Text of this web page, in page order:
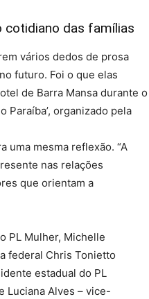
cotidiano das famílias
vários dedos de prosa
futuro. Foi o que elas
de Barra Mansa durante o
Paraíba’, organizado pela
uma mesma reflexão. “A
nas relações
que orientam a
PL Mulher, Michelle
federal Chris Tonietto
estadual do PL
Luciana Alves – vice-